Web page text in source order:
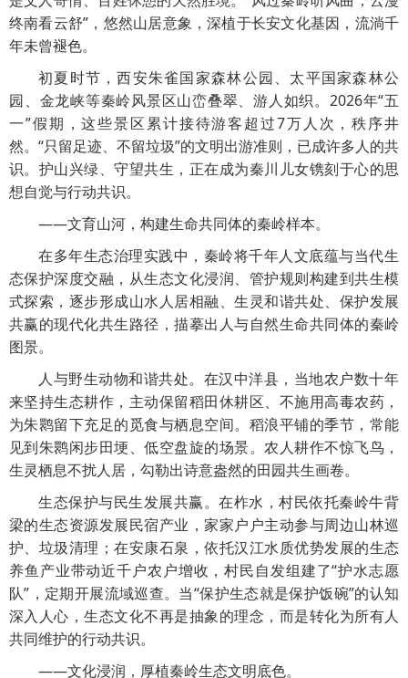
终南看云舒”，悠然山居意象，深植于长安文化基因，流淌千
年未曾褪色。
初夏时节，西安朱雀国家森林公园、太平国家森林公
园、金龙峡等秦岭风景区山峦叠翠、游人如织。2026年“五
一”假期，这些景区累计接待游客超过7万人次，秩序井
然。“只留足迹、不留垃圾”的文明出游准则，已成许多人的共
识。护山兴绿、守望共生，正在成为秦川儿女镌刻于心的思
想自觉与行动共识。
——文育山河，构建生命共同体的秦岭样本。
在多年生态治理实践中，秦岭将千年人文底蕴与当代生
态保护深度交融，从生态文化浸润、管护规则构建到共生模
式探索，逐步形成山水人居相融、生灵和谐共处、保护发展
共赢的现代化共生路径，描摹出人与自然生命共同体的秦岭
图景。
人与野生动物和谐共处。在汉中洋县，当地农户数十年
来坚持生态耕作，主动保留稻田休耕区、不施用高毒农药，
为朱鹮留下充足的觅食与栖息空间。稻浪平铺的季节，常能
见到朱鹮闲步田埂、低空盘旋的场景。农人耕作不惊飞鸟，
生灵栖息不扰人居，勾勒出诗意盎然的田园共生画卷。
生态保护与民生发展共赢。在柞水，村民依托秦岭牛背
梁的生态资源发展民宿产业，家家户户主动参与周边山林巡
护、垃圾清理；在安康石泉，依托汉江水质优势发展的生态
养鱼产业带动近千户农户增收，村民自发组建了“护水志愿
队”，定期开展流域巡查。当“保护生态就是保护饭碗”的认知
深入人心，生态文化不再是抽象的理念，而是转化为所有人
共同维护的行动共识。
——文化浸润，厚植秦岭生态文明底色。